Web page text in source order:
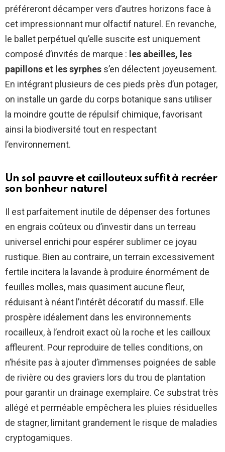
préféreront décamper vers d’autres horizons face à
cet impressionnant mur olfactif naturel. En revanche,
le ballet perpétuel qu’elle suscite est uniquement
composé d’invités de marque : les abeilles, les
papillons et les syrphes s’en délectent joyeusement.
En intégrant plusieurs de ces pieds près d’un potager,
on installe un garde du corps botanique sans utiliser
la moindre goutte de répulsif chimique, favorisant
ainsi la biodiversité tout en respectant
l’environnement.
Un sol pauvre et caillouteux suffit à recréer
son bonheur naturel
Il est parfaitement inutile de dépenser des fortunes
en engrais coûteux ou d’investir dans un terreau
universel enrichi pour espérer sublimer ce joyau
rustique. Bien au contraire, un terrain excessivement
fertile incitera la lavande à produire énormément de
feuilles molles, mais quasiment aucune fleur,
réduisant à néant l’intérêt décoratif du massif. Elle
prospère idéalement dans les environnements
rocailleux, à l’endroit exact où la roche et les cailloux
affleurent. Pour reproduire de telles conditions, on
n’hésite pas à ajouter d’immenses poignées de sable
de rivière ou des graviers lors du trou de plantation
pour garantir un drainage exemplaire. Ce substrat très
allégé et perméable empêchera les pluies résiduelles
de stagner, limitant grandement le risque de maladies
cryptogamiques.